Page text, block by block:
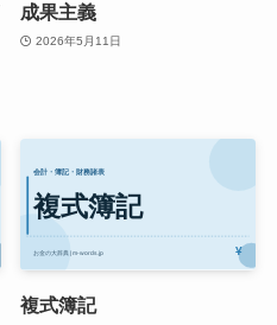
成果主義
2026年5月11日
複式簿記